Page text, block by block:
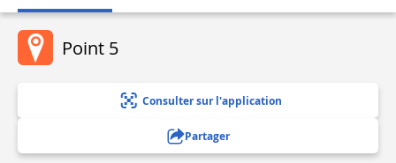
Point 5
Consulter sur l'application
Partager